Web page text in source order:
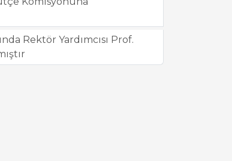
Rektör Yardımcısı Prof.